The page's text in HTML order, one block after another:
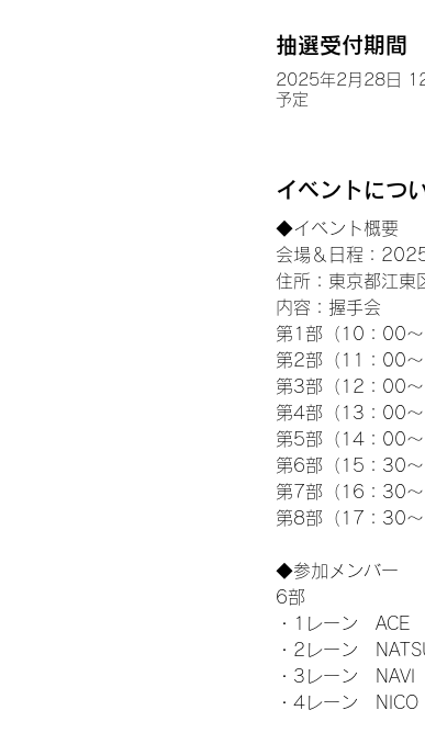
抽選受付期間
2025年2月28日
予定
イベントにつ
◆イベント概要
会場＆日程：
住所：東京都江
内容：握手会
第1部（10：00
第2部（11：00～
第3部（12：00～
第4部（13：00～
第5部（14：00～
第6部（15：30～
第7部（16：30～
第8部（17：30～
◆参加メンバー
6部
・1レーン　ACE
・2レーン　
・3レーン　NAVI
・4レーン　NICO